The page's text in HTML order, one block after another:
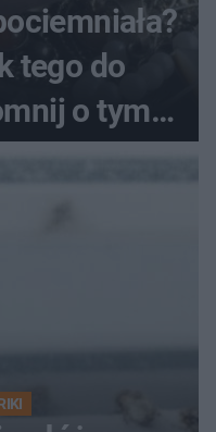
tego do
o tym
na